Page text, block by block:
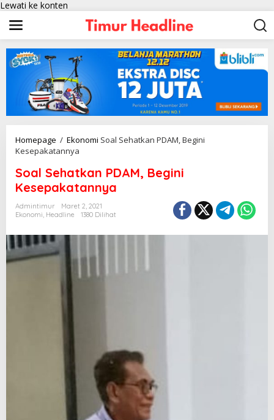
Lewati ke konten
Homepage / Ekonomi Soal Sehatkan PDAM, Begini
Kesepakatannya
Soal Sehatkan PDAM, Begini
Kesepakatannya
Admintimur
Maret 2, 2021
Ekonomi, Headline 1380 Dilihat